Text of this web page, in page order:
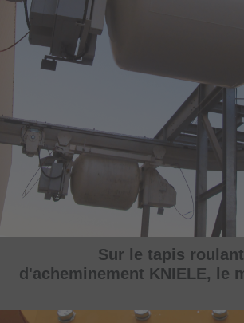
Sur le tapis
d'acheminement KNIELE, le